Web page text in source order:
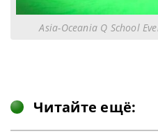
Asia-Oceania Q School
Читайте ещё: